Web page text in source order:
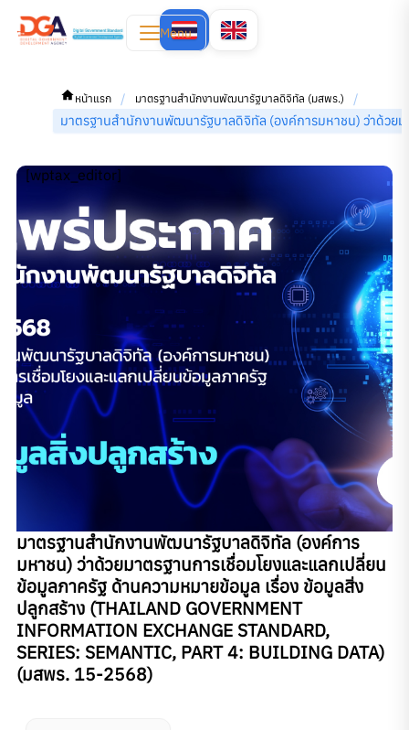
Menu
หน้าแรก / มาตรฐานสำนักงานพัฒนารัฐบาลดิจิทัล (มสพร.)
/
มาตรฐานสํานักงานพัฒนารัฐบาลดิจิทัล (องค์การมหาชน) ว่าด้วยมา
[wptax_editor]
มาตรฐานสํานักงานพัฒนารัฐบาลดิจิทัล (องค์การ
มหาชน) ว่าด้วยมาตรฐานการเชื่อมโยงและแลกเปลี่ยน
ข้อมูลภาครัฐ ด้านความหมายข้อมูล เรื่อง ข้อมูลสิ่ง
ปลูกสร้าง (THAILAND GOVERNMENT
INFORMATION EXCHANGE STANDARD,
SERIES: SEMANTIC, PART 4: BUILDING DATA)
(มสพร. 15-2568)